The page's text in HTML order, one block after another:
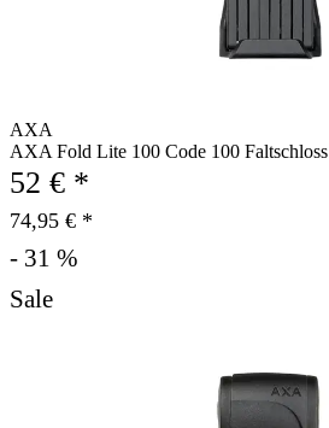
AXA
AXA Fold Lite 100 Code 100 Faltschloss
52 € *
74,95 € *
- 31 %
Sale